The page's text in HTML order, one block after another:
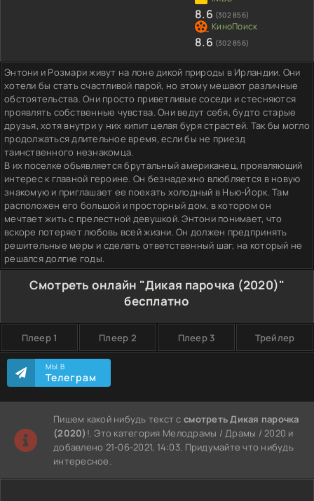
8.6 (302 856)
8.6 (302 856)
Энтони и Розмари живут на лоне дикой природы в Ирландии. Они
хотели бы стать счастливой парой, но этому мешают различные
обстоятельства. Они просто приветливые соседи и стесняются
проявлять собственные чувства. Они ведут себя, будто старые
друзья, хотя внутри у них кипит целая буря страстей. Так бы могло
продолжаться длительное время, если бы не приезд
таинственного незнакомца.
В их поселке объявляется брутальный американец, проявляющий
интерес к главной героине. Он безнадежно влюбляется в новую
знакомую и приглашает ее поехать холодный в Нью-Йорк. Там
расположен его большой и просторный дом, в котором он
мечтает жить с прелестной девушкой. Энтони понимает, что
вскоре потеряет любовь всей жизни. Он должен предпринять
решительные меры и сделать ответственный шаг, на который не
решался долгие годы.
Смотреть онлайн "Дикая парочка (2020)"
бесплатно
Плеер 1 Плеер 2 Плеер 3 Трейлер
МЫ В
Телеграм
Пишем какой нибудь текст ссмотреть Дикая парочка
(2020) !. Это категория Мелодрамы / Драмы / 2020 и
добавлено 21-06-2021, 14:03. Придумайте что нибудь
интересное.